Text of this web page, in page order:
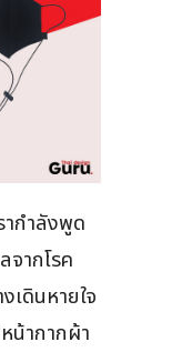
กำลังพูด
จากโรค
เดินหายใจ
น้ากากผ้า